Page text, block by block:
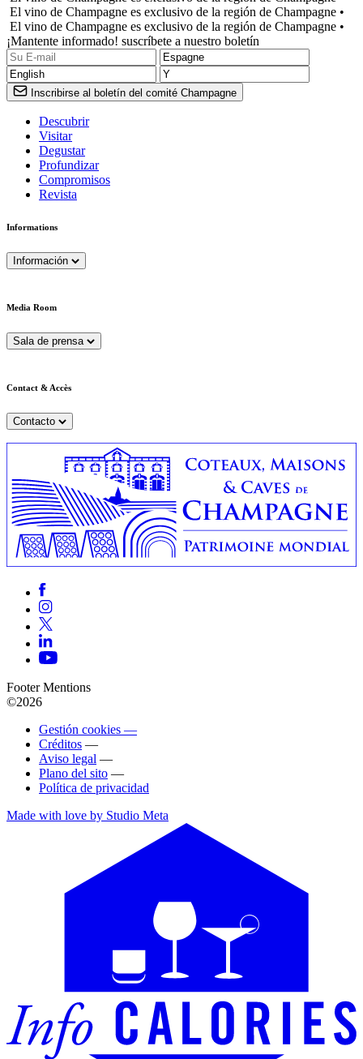
El vino de Champagne es exclusivo de la región de Champagne •
El vino de Champagne es exclusivo de la región de Champagne •
¡Mantente informado! suscríbete a nuestro boletín
Inscribirse al boletín del comité Champagne
Descubrir
Visitar
Degustar
Profundizar
Compromisos
Revista
Informations
Información
Media Room
Sala de prensa
Contact & Accès
Contacto
Footer Mentions
©2026
Gestión cookies —
Créditos —
Aviso legal —
Plano del sito —
Política de privacidad
Made with love by Studio Meta